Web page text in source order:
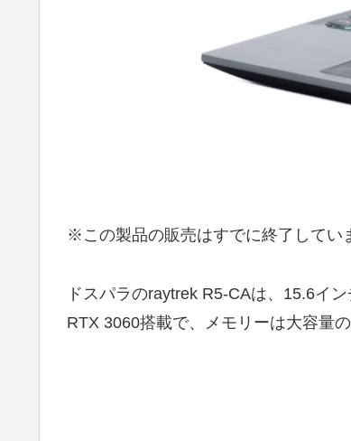
※この製品の販売はすでに終了してい
ドスパラのraytrek R5-CAは、15.6イ
RTX 3060搭載で、メモリーは大容量